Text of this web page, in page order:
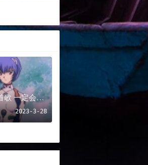
好喜欢这首歌 一定会用它做背景音乐好好做一个视频
2023-3-28